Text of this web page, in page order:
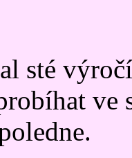
sté
ve